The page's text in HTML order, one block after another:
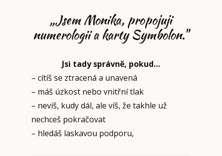
„Jsem Monika, propojuji
numerologii a karty Symbolon."
Jsi tady správně, pokud…
– cítíš se ztracená a unavená
– máš úzkost nebo vnitřní tlak
– nevíš, kudy dál, ale víš, že takhle už
nechceš pokračovat
– hledáš laskavou podporu,